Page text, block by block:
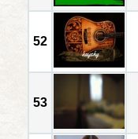
52
53